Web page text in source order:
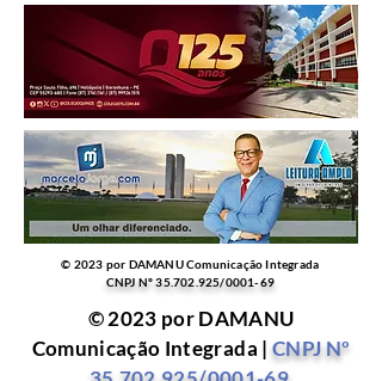
© 2023 por DAMANU Comunicação Integrada
CNPJ Nº35.702.925/0001-69
© 2023 por DAMANU
Comunicação Integrada | CNPJ Nº